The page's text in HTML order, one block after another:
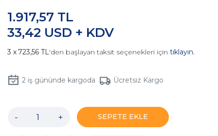
33,42 USD + KDV
1.917,57 TL
723,56 TL'den başlayan taksit seçenekleri için tıklayın.
2iş gününde kargoda Ücretsiz Kargo
- + SEPETE EKLE